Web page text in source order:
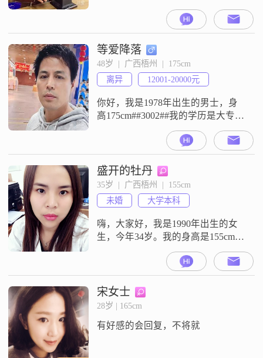
##3002##我的学历是大专，月收入
目前在5001到8000元这个区间
##3002##关于我的性格，身边朋友
的评价是稳重可靠，平时做事比较
自信果断##3002##在感情里，我觉
得三观契合和平等沟通很重要，希
望能遇到一个可以好好说话
##3001##互相
等爱降落
48岁  |  广西梧州  |  175cm
离异
12001-20000元
你好，我是1978年出生的男士，身
高175cm##3002##我的学历是大专，
现在在梧州工作和生活##3002##我
的月收入在12001到20000元这个区
间##3002##关于我的性格，我是一
个随和易相处的人，平时真诚可靠
##3002##在人际交往中，我认为真
诚相待是非常重要的，我也一直在
这样做##3002##我比较
盛开的牡丹
35岁  |  广西梧州  |  155cm
未婚
大学本科
嗨，大家好，我是1990年出生的女
生，今年34岁。我的身高是155cm，
目前在来宾这边工作生活。关于学
历，我是大学本科毕业。在工作收
入方面，我的月收入目前在3001到
5000元这个区间。性格上，我是一
个比较随和、容易相处的人，平时
善解人意。在与人相处的时候，我
宋女士
28岁 | 165cm
有好感的会回复，不将就